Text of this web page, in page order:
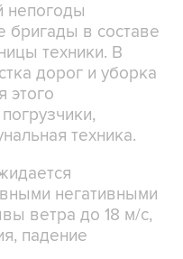
непогоды
в составе
техники. В
дорог и уборка
этого
техника.
негативными
ветра до 18 м/с,
падение